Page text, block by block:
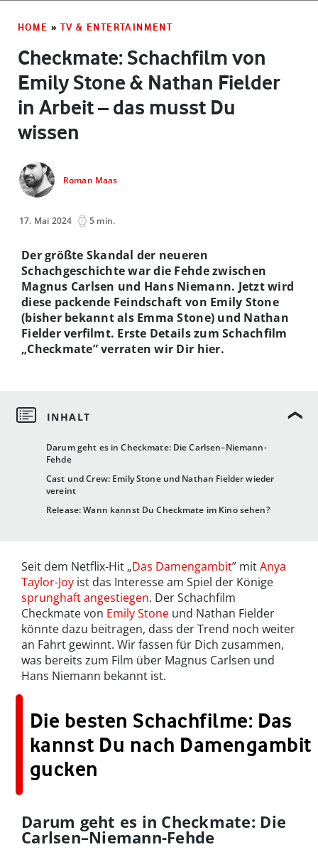
HOME » TV & ENTERTAINMENT
Checkmate: Schachfilm von
Emily Stone & Nathan Fielder
in Arbeit – das musst Du
wissen
Roman Maas
17. Mai 2024 5 min.
Darum geht es in Checkmate: Die Carlsen–Niemann-
Fehde
Cast und Crew: Emily Stone und Nathan Fielder wieder
vereint
Release: Wann kannst Du Checkmate im Kino sehen?
Der größte Skandal der neueren
Schachgeschichte war die Fehde zwischen
Magnus Carlsen und Hans Niemann. Jetzt wird
diese packende Feindschaft von Emily Stone
(bisher bekannt als Emma Stone) und Nathan
Fielder verfilmt. Erste Details zum Schachfilm
„Checkmate” verraten wir Dir hier.
Seit dem Netflix-Hit „Das Damengambit” mitAnya
Taylor-Joy ist das Interesse am Spiel der Könige
sprunghaft angestiegen. Der Schachfilm
Checkmate von Emily Stone und Nathan Fielder
könnte dazu beitragen, dass der Trend noch weiter
an Fahrt gewinnt. Wir fassen für Dich zusammen,
was bereits zum Film über Magnus Carlsen und
Hans Niemann bekannt ist.
Die besten Schachfilme: Das
kannst Du nach Damengambit
gucken
Darum geht es in Checkmate: Die
Carlsen–Niemann-Fehde